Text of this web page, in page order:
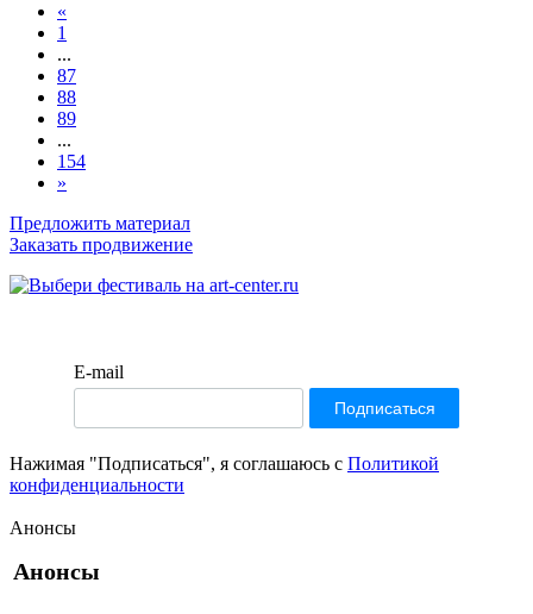
«
1
...
87
88
89
...
154
»
Предложить материал
Заказать продвижение
E-mail
Нажимая "Подписаться", я соглашаюсь с Политикой
конфиденциальности
Анонсы
Анонсы